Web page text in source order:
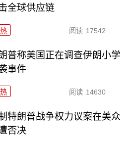
全球供应链
阅读 17542
普称美国正在调查伊朗小学
事件
阅读 14630
特朗普战争权力议案在美众
否决